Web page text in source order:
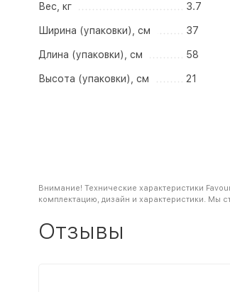
Вес, кг 3.7
Ширина (упаковки), см 37
Длина (упаковки), см 58
Высота (упаковки), см 21
Внимание! Технические характеристики
комплектацию, дизайн и характеристики. Мы
Отзывы